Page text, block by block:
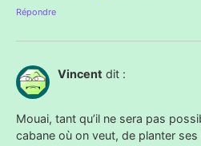
Répondre
Vincent dit :
Mouai, tant qu’il ne sera pas
cabane où on veut, de planter